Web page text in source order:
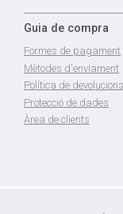
Guia de compra
Formes de pagament
Mètodes d'enviament
Política de devolucions
Protecció de dades
Àrea de clients